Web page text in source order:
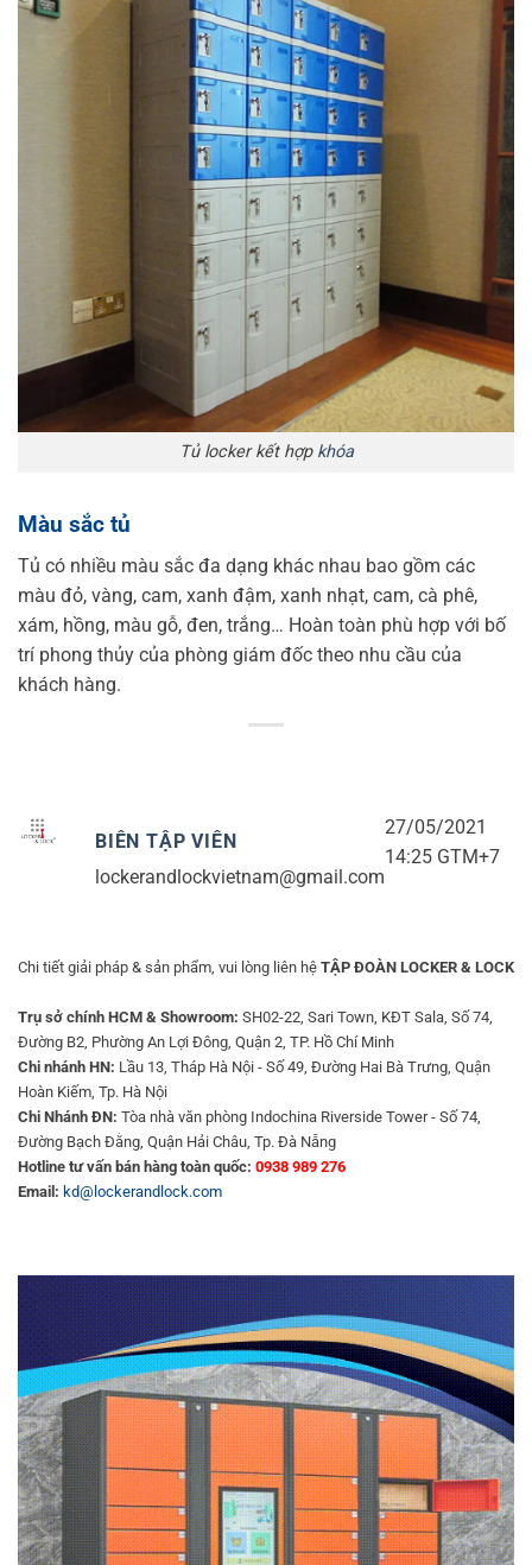
Tủ locker kết hợp khóa
Màu sắc tủ
Tủ có nhiều màu sắc đa dạng khác nhau bao gồm các
màu đỏ, vàng, cam, xanh đậm, xanh nhạt, cam, cà phê,
xám, hồng, màu gỗ, đen, trắng… Hoàn toàn phù hợp với bố
trí phong thủy của phòng giám đốc theo nhu cầu của
khách hàng.
BIÊN TẬP VIÊN
lockerandlockvietnam@gmail.com
27/05/2021
14:25 GTM+7
Chi tiết giải pháp & sản phẩm, vui lòng liên hệ TẬP ĐOÀN LOCKER & LOCK
Trụ sở chính HCM & Showroom: SH02-22, Sari Town, KĐT Sala, Số 74,
Đường B2, Phường An Lợi Đông, Quận 2, TP. Hồ Chí Minh
Chi nhánh HN: Lầu 13, Tháp Hà Nội - Số 49, Đường Hai Bà Trưng, Quận
Hoàn Kiếm, Tp. Hà Nội
Chi Nhánh ĐN: Tòa nhà văn phòng Indochina Riverside Tower - Số 74,
Đường Bạch Đằng, Quận Hải Châu, Tp. Đà Nẵng
Hotline tư vấn bán hàng toàn quốc: 0938 989 276
Email: kd@lockerandlock.com